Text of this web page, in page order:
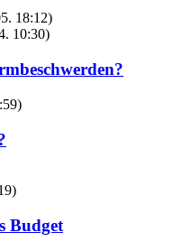
18:12)
10:30)
Budget